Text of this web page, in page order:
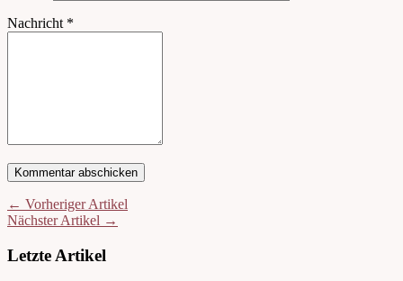
Nachricht *
← Vorheriger Artikel
Nächster Artikel →
Letzte Artikel